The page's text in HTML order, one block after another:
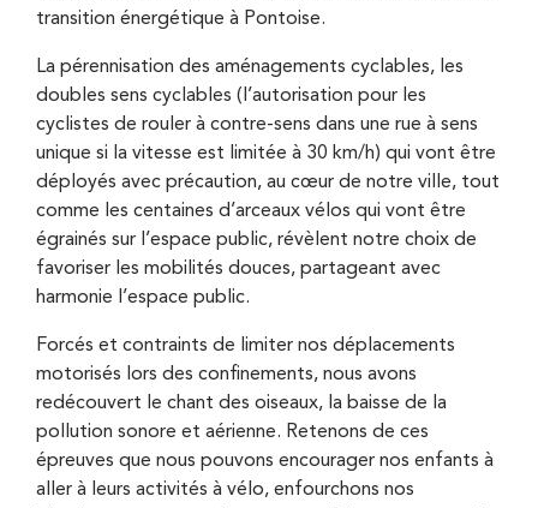
transition énergétique à Pontoise.
La pérennisation des aménagements cyclables, les
doubles sens cyclables (l’autorisation pour les
cyclistes de rouler à contre-sens dans une rue à sens
unique si la vitesse est limitée à 30 km/h) qui vont être
déployés avec précaution, au cœur de notre ville, tout
comme les centaines d’arceaux vélos qui vont être
égrainés sur l’espace public, révèlent notre choix de
favoriser les mobilités douces, partageant avec
harmonie l’espace public.
Forcés et contraints de limiter nos déplacements
motorisés lors des confinements, nous avons
redécouvert le chant des oiseaux, la baisse de la
pollution sonore et aérienne. Retenons de ces
épreuves que nous pouvons encourager nos enfants à
aller à leurs activités à vélo, enfourchons nos